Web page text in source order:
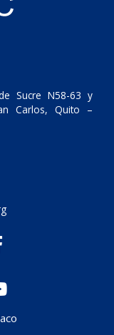
Sucre N58-63 y
Carlos, Quito –